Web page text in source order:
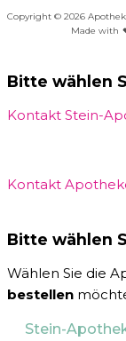
Copyright © 2026
Made with
Bitte wählen
Kontakt Stein-
Kontakt
Bitte wählen
Wählen Sie die
bestellen
Stein-